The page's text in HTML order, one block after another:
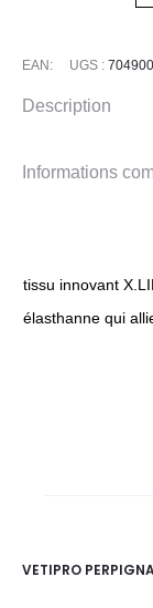
EAN: UGS : 704900
Description
Informations
tissu innovant
élasthanne qui
VETIPRO